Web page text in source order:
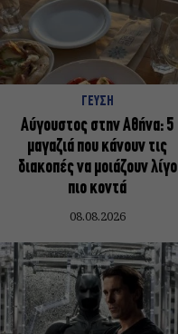
ΓΕΥΣΗ
Αύγουστος στην Αθήνα: 5
μαγαζιά που κάνουν τις
διακοπές να μοιάζουν λίγο
πιο κοντά
08.08.2026